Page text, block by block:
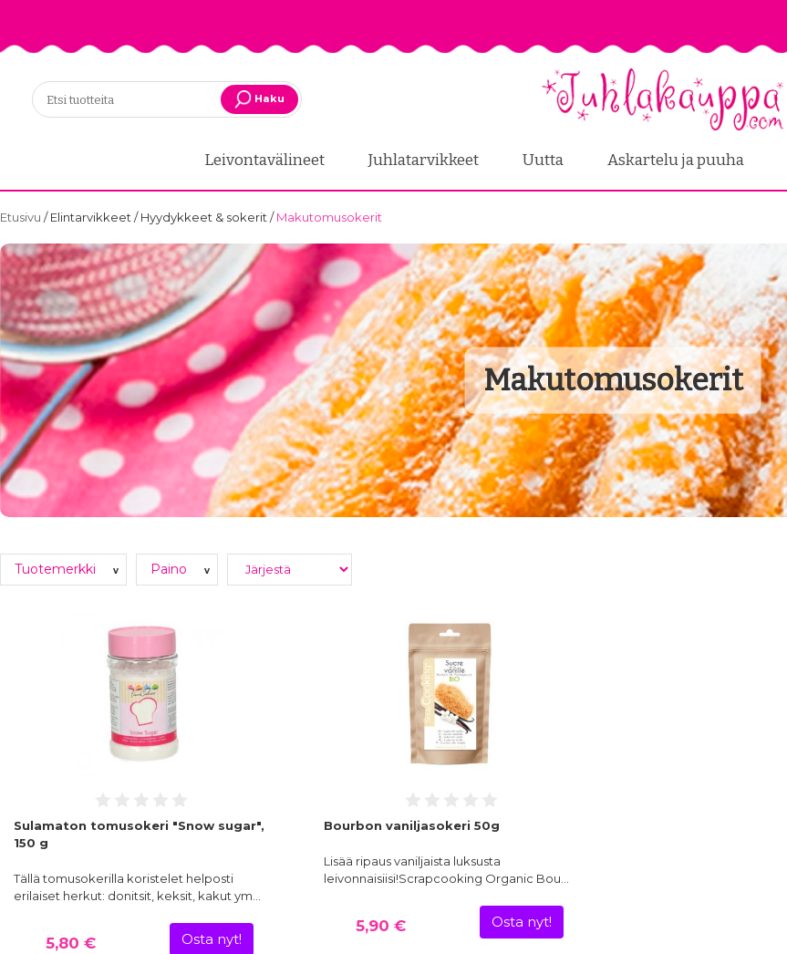
Haku
Leivontavälineet Juhlatarvikkeet Uutta Askartelu ja puuha
Etusivu /Elintarvikkeet /Hyydykkeet & sokerit /Makutomusokerit
Makutomusokerit
Tuotemerkki v Paino v
Sulamaton tomusokeri "Snow sugar",
150 g
Tällä tomusokerilla koristelet helposti
erilaiset herkut: donitsit, keksit, kakut ym…
5,80 € Osta nyt!
Bourbon vaniljasokeri 50g
Lisää ripaus vaniljaista luksusta
leivonnaisiisi!Scrapcooking Organic Bou…
5,90 € Osta nyt!